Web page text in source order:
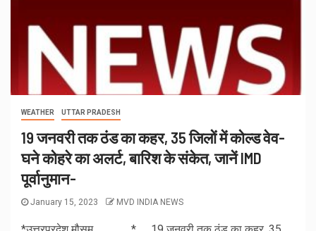
WEATHER UTTAR PRADESH
19 जनवरी तक ठंड का कहर, 35 जिलों में कोल्ड वेव-
घने कोहरे का अलर्ट, बारिश के संकेत, जानें IMD
पूर्वानुमान-
January 15, 2023 MVD INDIA NEWS